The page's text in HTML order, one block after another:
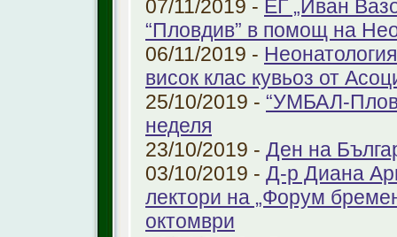
07/11/2019 - ЕГ „Иван
“Пловдив” в помощ на
06/11/2019 -
висок клас кувьоз от
25/10/2019 - “УМБАЛ-
неделя
23/10/2019 - Ден на
03/10/2019 - Д-р Диана
лектори на „Форум
октомври